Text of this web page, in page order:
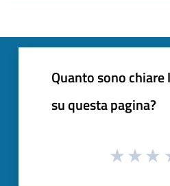
Quanto sono
su questa pagina?